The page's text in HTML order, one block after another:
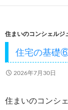
b
o
o
k
er
住まいのコンシェルジ
住宅の基礎
2026年7月30日
住まいのコンシ